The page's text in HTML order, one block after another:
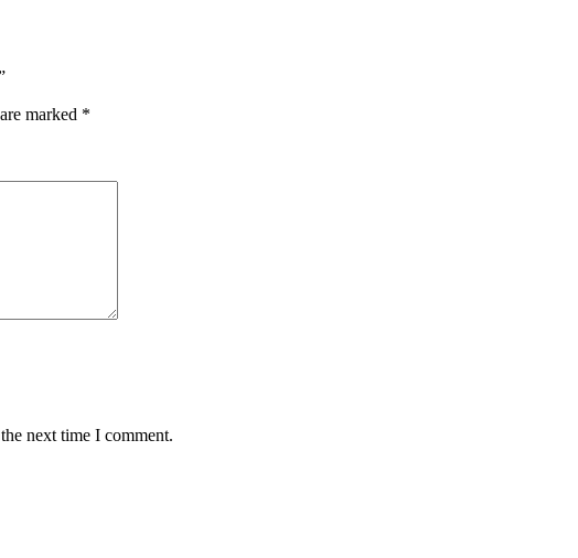
marked *
next time I comment.